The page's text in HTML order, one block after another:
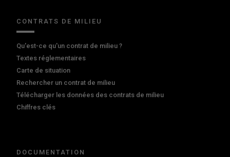
CONTRATS DE MILIEU
Qu'est-ce qu'un contrat de milieu ?
Textes réglementaires
Carte de situation
Rechercher un contrat de milieu
Télécharger les données des contrats de milieu
Chiffres clés
DOCUMENTATION